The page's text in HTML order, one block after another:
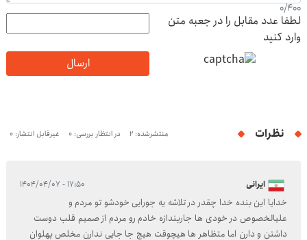
0/400
لطفا عدد مقابل را در جعبه متن
وارد کنید
ارسال
نظرات منتشرشده: 2 در انتظار بررسی: 0 غیرقابل انتشار: 0
ایرانی ۱۷:۵۰ - ۱۴۰۴/۰۴/۰۷
خدایا این بنده خدا چقدر در تلاشه یه جورایی خودشو تو مردم و
علیالخصوص در خودی ها جاربندازه خادم رو مردم از صمیم قلب دوست
داشتن و دارن اما متظاهر ها هیچوقت هیچ جا جایی ندارن مخلص پهلوان